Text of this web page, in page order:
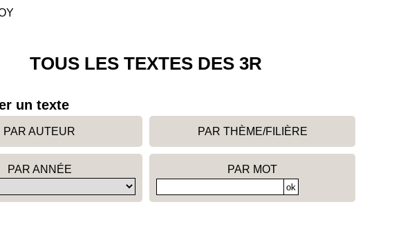
TOUS LES TEXTES DES 3R
un texte
PAR AUTEUR PAR THÈME/FILIÈRE
PAR ANNÉE PAR MOT